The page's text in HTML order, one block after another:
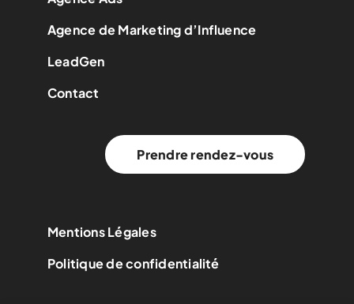
Agence de Marketing d’Influence
LeadGen
Contact
Prendre rendez-vous
Mentions Légales
Politique de confidentialité